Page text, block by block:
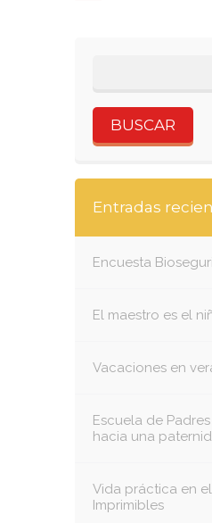
Entradas
Encuesta
El maestro es el
Vacaciones en
Escuela de
hacia una
Vida práctica en
Imprimibles